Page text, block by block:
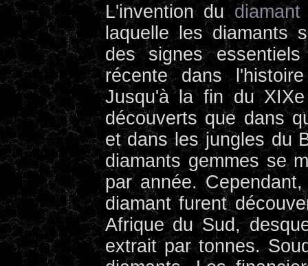
L'invention du diamant
laquelle les diamants
des signes
récente dans
Jusqu'à la fin du
découverts que dans
et dans les jungles du
diamants gemmes se
par année.
diamant furent
Afrique du Sud,
extrait par tonnes.